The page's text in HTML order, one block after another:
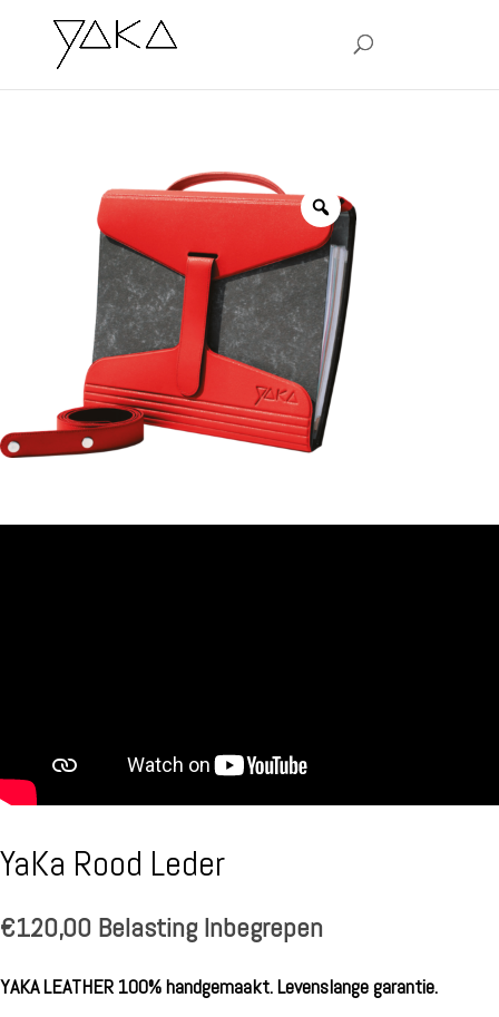
YaKa Rood Leder
€120,00 Belasting Inbegrepen
YAKA LEATHER 100% handgemaakt. Levenslange garantie.